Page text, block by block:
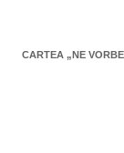
CARTEA „NE